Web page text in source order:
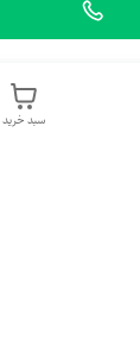
سبد خرید